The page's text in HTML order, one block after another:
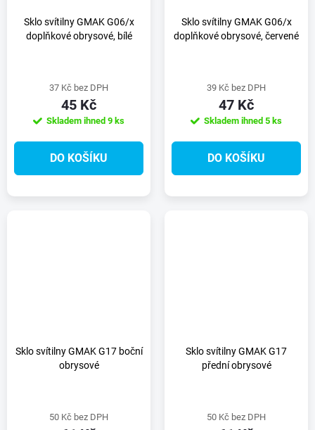
Sklo svítilny GMAK G06/x
doplňkové obrysové, bílé
37 Kč bez DPH
45 Kč
Skladem ihned 9 ks
DO KOŠÍKU
Sklo svítilny GMAK G06/x
doplňkové obrysové, červené
39 Kč bez DPH
47 Kč
Skladem ihned 5 ks
DO KOŠÍKU
Sklo svítilny GMAK G17 boční
obrysové
50 Kč bez DPH
Sklo svítilny GMAK G17
přední obrysové
50 Kč bez DPH